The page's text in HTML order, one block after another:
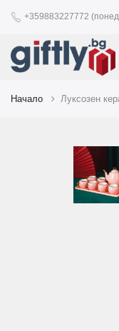
+359883227772
Начало Луксозен